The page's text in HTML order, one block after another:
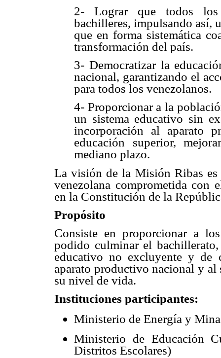
2- Lograr que todos los
bachilleres, impulsando así,
que en forma sistemática
transformación del país.
3- Democratizar la
nacional, garantizando el
para todos los venezolanos.
4- Proporcionar a la
un sistema educativo sin
incorporación al aparato
educación superior,
mediano plazo.
La visión de la Misión Ribas
venezolana comprometida con
en la Constitución de la
Propósito
Consiste en proporcionar a
podido culminar el
educativo no excluyente y de
aparato productivo nacional y al
su nivel de vida.
Instituciones participantes:
Ministerio de Energía y
Ministerio de Educación
Distritos Escolares)